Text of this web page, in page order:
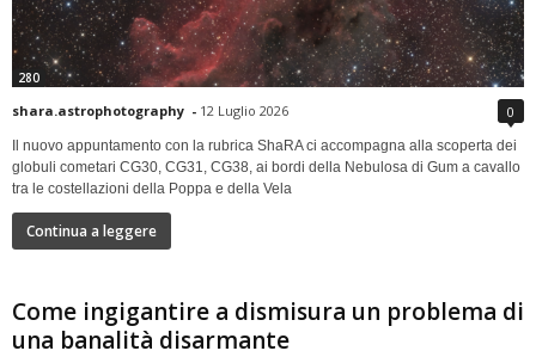
280
shara.astrophotography - 12 Luglio 2026 0
Il nuovo appuntamento con la rubrica ShaRA ci accompagna alla scoperta dei
globuli cometari CG30, CG31, CG38, ai bordi della Nebulosa di Gum a cavallo
tra le costellazioni della Poppa e della Vela
Continua a leggere
Come ingigantire a dismisura un problema di
una banalità disarmante